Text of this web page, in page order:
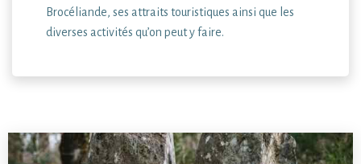
Brocéliande, ses attraits touristiques ainsi que les
diverses activités qu’on peut y faire.